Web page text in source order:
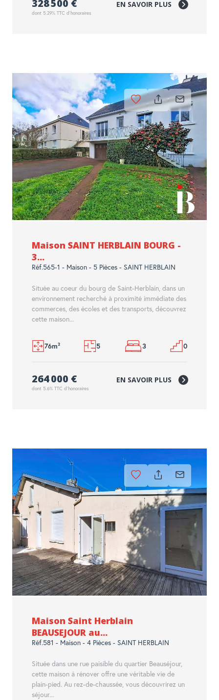
328 500 €
dont 5.29% TTC d'honoraires
EN SAVOIR PLUS
Maison SAINT HERBLAIN BOURG -
3...
Réf.565-1 - Maison - 5 Pièces - SAINT HERBLAIN
Située au coeur du bourg de Saint-Herblain, dans un
environnement recherché à proximité immédiate des
commerces, des écoles et des transports, découvrez
cette maison...
76m² 5 3 0
264 000 €
dont 5.6% TTC d'honoraires
EN SAVOIR PLUS
Maison Saint Herblain
BEAUSEJOUR au...
Réf.581 - Maison - 4 Pièces - SAINT HERBLAIN
Située dans une rue paisible du quartier Beauséjour,
cette maison à rénover offre une véritable vie de
plain-pied. Au rez-de-chaussée, vous découvrirez un
séjour...